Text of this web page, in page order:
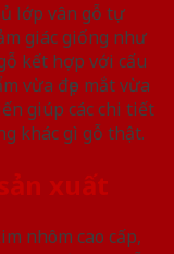
lớp vân gỗ tự
giác giống như
kết hợp với cấu
vừa đẹp mắt vừa
giúp các chi tiết
khác gì gỗ thật.
xuất
nhôm cao cấp,